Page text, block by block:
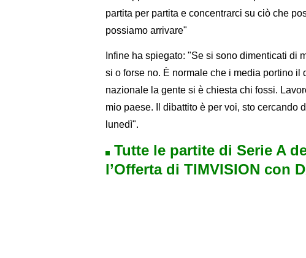
partita per partita e concentrarci su ciò che
possiamo arrivare"
Infine ha spiegato: "Se si sono dimenticati di
si o forse no. È normale che i media portino
nazionale la gente si è chiesta chi fossi.
mio paese. Il dibattito è per voi, sto cercando
lunedì".
Tutte le partite di Serie A
l’Offerta di TIMVISION con